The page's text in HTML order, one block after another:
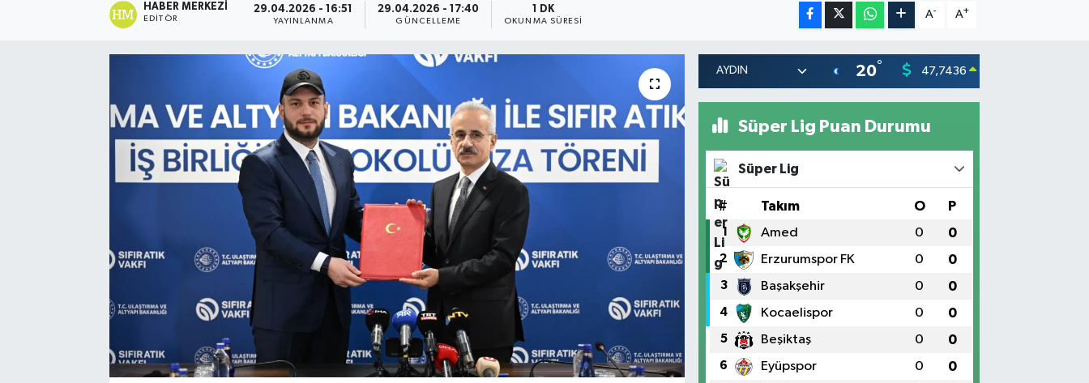
HABER MERKEZI
EDITÖR
29.04.2026 - 16:51
YAYINLANMA
29.04.2026 - 17:40
GÜNCELLEME
1 DK
OKUNMA SÜRESI
A- A+
20° 47,7436 0.18
Süper Lig Puan Durumu
Süper Lig
# Takım O P
1 Amed 0 0
2 Erzurumspor FK 0 0
3 Başakşehir 0 0
4 Kocaelispor 0 0
5 Beşiktaş 0 0
6 Eyüpspor 0 0
Son Dakika Haberleri